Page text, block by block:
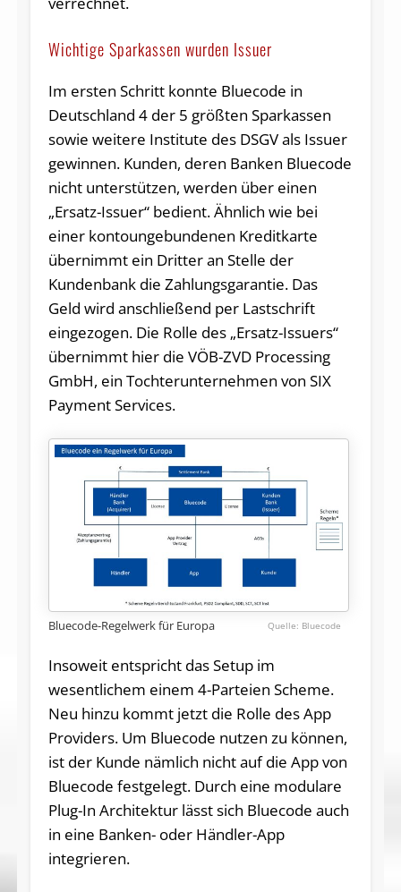
Wichtige Sparkassen wurden Issuer
Im ersten Schritt konnte Bluecode in
Deutschland 4 der 5 größten Sparkassen
sowie weitere Institute des DSGV als Issuer
gewinnen. Kunden, deren Banken Bluecode
nicht unterstüt­zen, werden über einen
„Ersatz-Issuer“ bedient. Ähnlich wie bei
einer kontoungebundenen Kreditkarte
übernimmt ein Dritter an Stelle der
Kundenbank die Zahlungsgarantie. Das
Geld wird anschließend per Lastschrift
eingezogen. Die Rolle des „Ersatz-Issuers“
übernimmt hier die VÖB-ZVD Processing
GmbH, ein Tochterunternehmen von SIX
Payment Services.
Bluecode-Regelwerk für Europa Bluecode
Insoweit entspricht das Setup im
wesentlichem einem 4-Parteien Scheme.
Neu hinzu kommt jetzt die Rolle des App
Providers. Um Bluecode nutzen zu können,
ist der Kunde nämlich nicht auf die App von
Bluecode festgelegt. Durch eine modulare
Plug-In Architektur lässt sich Bluecode auch
in eine Banken- oder Händler-App
integrieren.